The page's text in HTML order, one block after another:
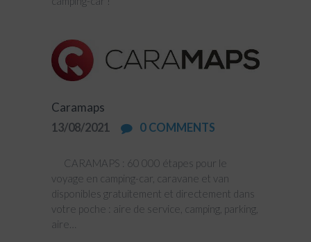
Caramaps
13/08/2021 0 COMMENTS
CARAMAPS : 60 000 étapes pour le
voyage en camping-car, caravane et van
disponibles gratuitement et directement dans
votre poche : aire de service, camping, parking,
aire…